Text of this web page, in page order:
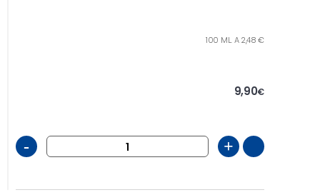
100 ML. A 2,48 €
9,90€
- +